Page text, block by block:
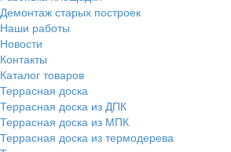
Демонтаж старых построек
Наши работы
Новости
Контакты
Каталог товаров
Террасная доска
Террасная доска из ДПК
Террасная доска из МПК
Террасная доска из термодерева